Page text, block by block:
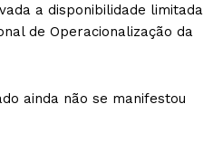
a disponibilidade limitada
de Operacionalização da
ainda não se manifestou